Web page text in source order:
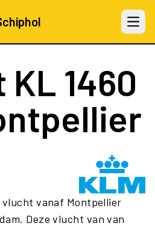
Open
KL 1460
vlucht vanaf Montpellier
Deze vlucht van van